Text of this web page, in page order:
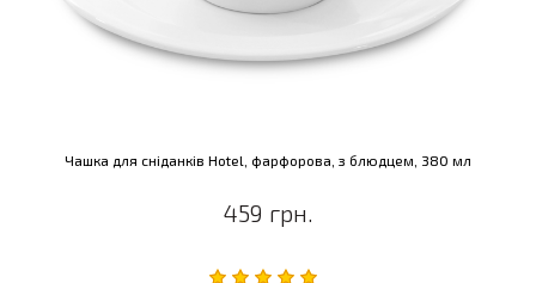
Чашка для сніданків Hotel, фарфорова, з блюдцем, 380 мл
459 грн.